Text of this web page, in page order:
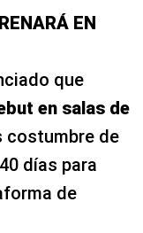
EN
que
en salas de
costumbre de
días para
de